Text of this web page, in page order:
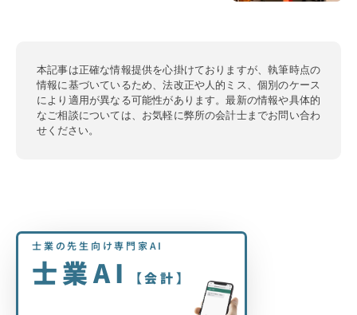
本記事は正確な情報提供を心掛けておりますが、執筆時点の
情報に基づいているため、法改正や人的ミス、個別のケース
により適用が異なる可能性があります。最新の情報や具体的
なご相談については、お気軽に弊所の会計士までお問い合わ
せください。
士業の先生向け専門家AI
士業AI 【会計】